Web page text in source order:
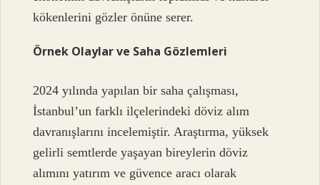
kökenlerini gözler önüne serer.
Örnek Olaylar ve Saha Gözlemleri
2024 yılında yapılan bir saha çalışması,
İstanbul’un farklı ilçelerindeki döviz alım
davranışlarını incelemiştir. Araştırma, yüksek
gelirli semtlerde yaşayan bireylerin döviz
alımını yatırım ve güvence aracı olarak